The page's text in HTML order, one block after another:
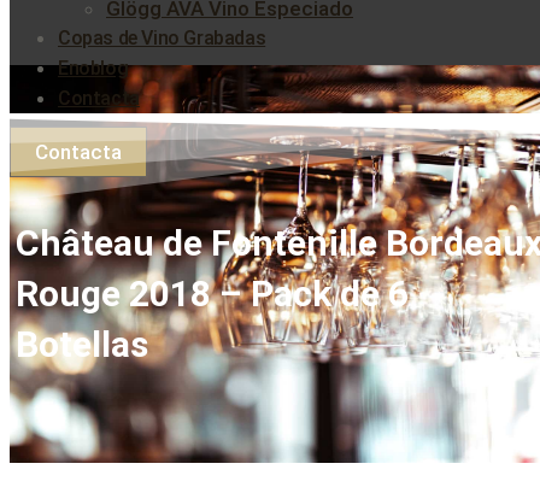
Glögg AVA Vino Especiado
Copas de Vino Grabadas
Enoblog
Contacta
Contacta
Château de Fontenille
Rouge 2018 – Pack de 6
Botellas